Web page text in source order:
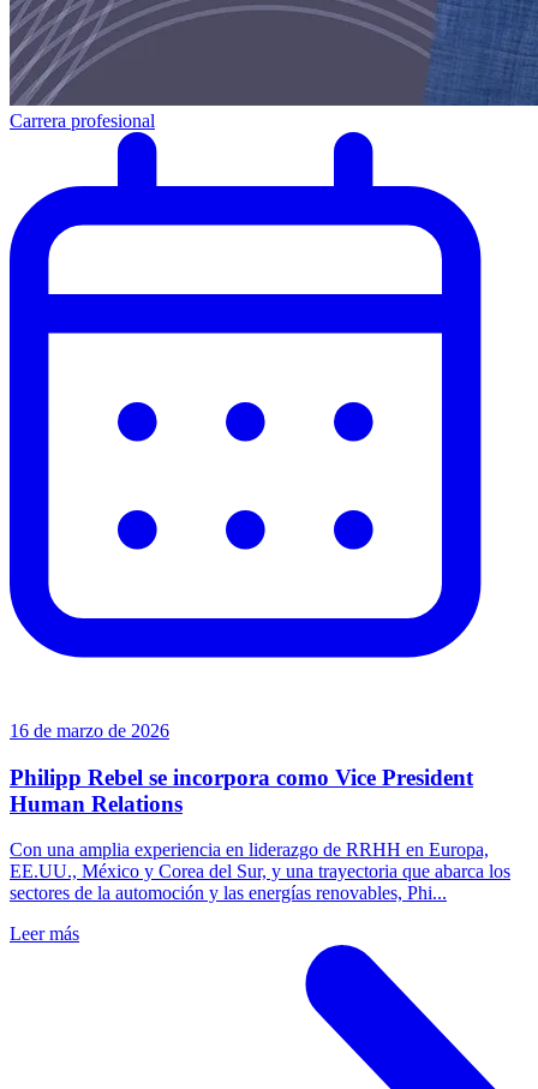
Carrera profesional
16 de marzo de 2026
Philipp Rebel se incorpora como Vice President
Human Relations
Con una amplia experiencia en liderazgo de RRHH en Europa,
EE.UU., México y Corea del Sur, y una trayectoria que abarca los
sectores de la automoción y las energías renovables, Phi...
Leer más